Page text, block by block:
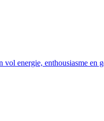
energie, enthousiasme en